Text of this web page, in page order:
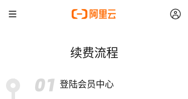
续费流程
登陆会员中心